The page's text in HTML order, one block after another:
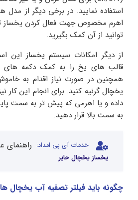
استفاده نمایید. در برخی دیگر از
اهرم مخصوص جهت فعال کردن یخساز
توانید از آن کمک بگیرید.
از دیگر امکانات سیستم یخساز این
قالب های یخ را به کمک دکمه های
همچنین در صورت نیاز اقدام به
داده و یا اهرمی که پیش تر به سمت
به سمت بالا قرار دهید.
خدمات آی پی امداد: راهنمای
یخساز یخچال حایر
چگونه باید فیلتر تصفیه آب یخچال